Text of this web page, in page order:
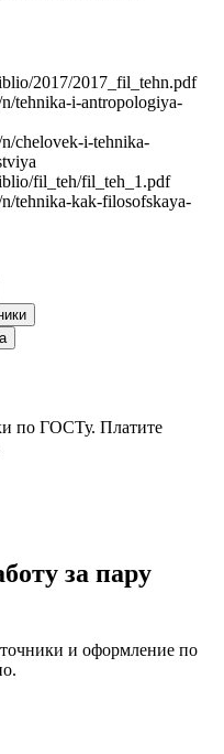
2017/2017_fil_tehn.pdf
tehnika-i-antropologiya-
chelovek-i-tehnika-
fil_teh/fil_teh_1.pdf
tehnika-kak-filosofskaya-
по ГОСТу. Платите
за пару
и оформление по